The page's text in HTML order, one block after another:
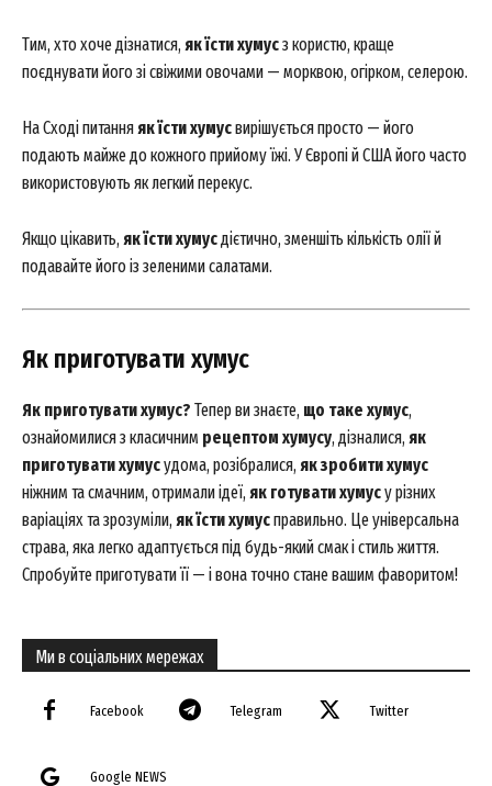
Тим, хто хоче дізнатися, як їсти хумусз користю, краще
поєднувати його зі свіжими овочами — морквою, огірком, селерою.
На Сході питання як їсти хумусвирішується просто — його
подають майже до кожного прийому їжі. У Європі й США його часто
використовують як легкий перекус.
Якщо цікавить, як їсти хумусдієтично, зменшіть кількість олії й
подавайте його із зеленими салатами.
Як приготувати хумус
Як приготувати хумус? Тепер ви знаєте, що таке хумус,
ознайомилися з класичним рецептом хумусу, дізналися, як
приготувати хумусудома, розібралися, як зробити хумус
ніжним та смачним, отримали ідеї, як готувати хумусу різних
варіаціях та зрозуміли, як їсти хумусправильно. Це універсальна
страва, яка легко адаптується під будь-який смак і стиль життя.
Спробуйте приготувати її — і вона точно стане вашим фаворитом!
Ми в соціальних мережах
Facebook Telegram Twitter
Google NEWS